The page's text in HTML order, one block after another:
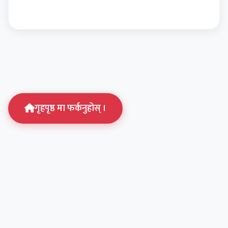
गृहपृष्ठ मा फर्कनुहोस् ।